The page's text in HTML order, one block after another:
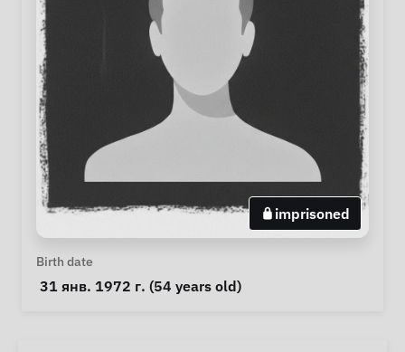
imprisoned
Personal Information
Birth date
31 янв. 1972 г. (54 years old)